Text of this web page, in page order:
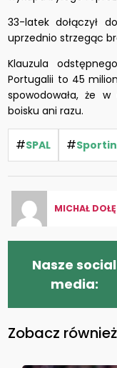
33-latek dołączył
uprzednio strzegąc
Klauzula
Portugalii to 45
spowodowała, że
boisku ani razu.
#SPAL #
MICHAŁ
Nasze social
media:
Zobacz również